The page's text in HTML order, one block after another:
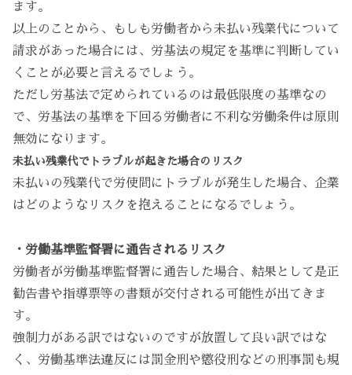
ます。
以上のことから、もしも労働者から未払い残業代について
請求があった場合には、労基法の規定を基準に判断してい
くことが必要と言えるでしょう。
ただし労基法で定められているのは最低限度の基準なの
で、労基法の基準を下回る労働者に不利な労働条件は原則
無効になります。
未払い残業代でトラブルが起きた場合のリスク
未払いの残業代で労使間にトラブルが発生した場合、企業
はどのようなリスクを抱えることになるでしょう。
・労働基準監督署に通告されるリスク
労働者が労働基準監督署に通告した場合、結果として是正
勧告書や指導票等の書類が交付される可能性が出てきま
す。
強制力がある訳ではないのですが放置して良い訳ではな
く、労働基準法違反には罰金刑や懲役刑などの刑事罰も規